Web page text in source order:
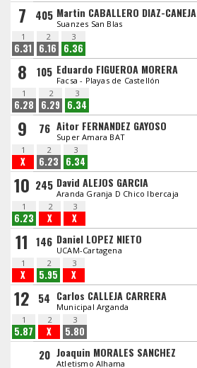
7 405 Martin CABALLERO DIAZ-CANEJA
Suanzes San Blas
1
6.31
2
6.16
3
6.36
8 105 Eduardo FIGUEROA MORERA
Facsa - Playas de Castellón
1
6.28
2
6.29
3
6.34
9 76 Aitor FERNANDEZ GAYOSO
Super Amara BAT
1
X
2
6.23
3
6.34
10 245 David ALEJOS GARCIA
Aranda Granja D Chico Ibercaja
1
6.23
2
X
3
X
11 146 Daniel LOPEZ NIETO
UCAM-Cartagena
1
X
2
5.95
3
X
12 54 Carlos CALLEJA CARRERA
Municipal Arganda
1
5.87
2
X
3
5.80
20 Joaquin MORALES SANCHEZ
Atletismo Alhama